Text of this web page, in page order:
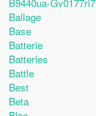
Ballage
Base
Batterie
Batteries
Battle
Best
Beta